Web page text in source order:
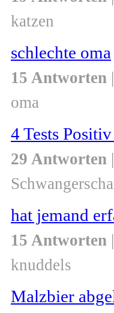
katzen
schlechte oma
15 Antworten
oma
4 Tests
29 Antworten
hat jemand
15 Antworten
knuddels
Malzbier